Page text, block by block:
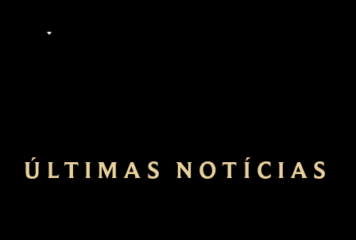
ÚLTIMAS NOTÍCIAS